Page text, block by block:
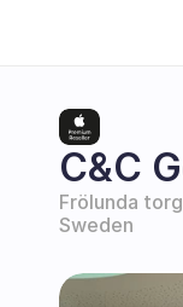
C&C
Frölunda
Sweden